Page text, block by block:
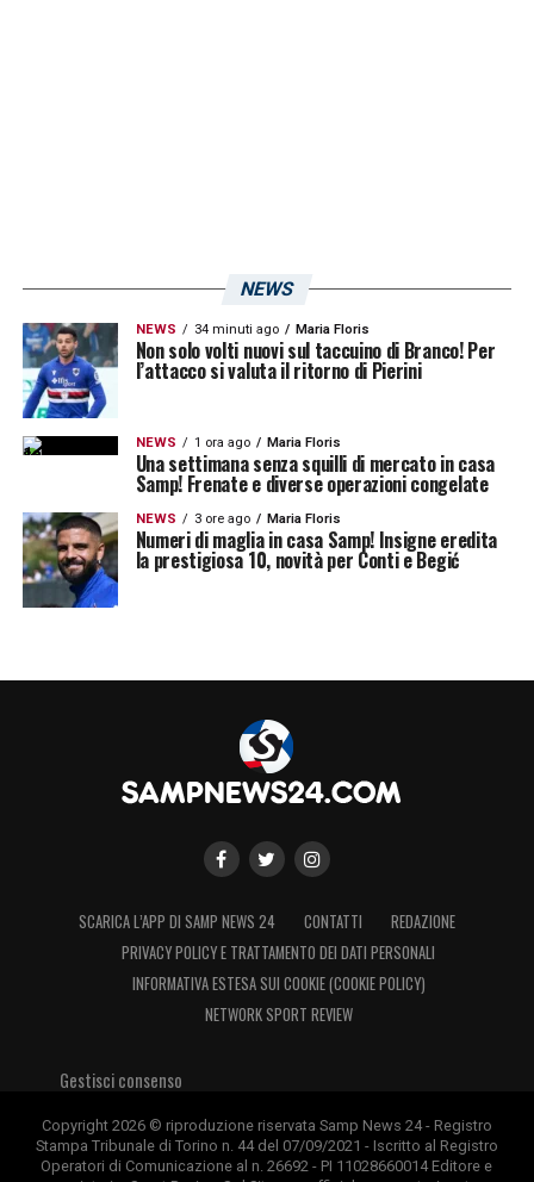
prospettiva, dotati di qualità tecniche e
visione di gioco. La trequarti a due proposta
da Gregucci nelle ultime gare potrebbe
diventare il terreno ideale per la loro crescita,
ma servirà continuità e maggiore
responsabilizzazione.
La Sampdoria attraversa una fase cruciale
della stagione. Gli infortuni di Pierini e
Martinelli complicano il quadro, ma al tempo
giovani più promettenti della rosa.Gregucci
attende risposte concrete: personalità,
sacrificio e incisività saranno determinanti
per mantenere il livello competitivo
NEWS
NEWS 34 minuti ago Maria Floris
Non solo volti nuovi sul taccuino di Branco! Per
l’attacco si valuta il ritorno di Pierini
NEWS 1 ora ago Maria Floris
Una settimana senza squilli di mercato in casa
Samp! Frenate e diverse operazioni congelate
NEWS 3 ore ago Maria Floris
Numeri di maglia in casa Samp! Insigne eredita
la prestigiosa 10, novità per Conti e Begić
SCARICA L’APP DI SAMP NEWS 24 CONTATTI
REDAZIONE
PRIVACY POLICY E TRATTAMENTO DEI DATI PERSONALI
INFORMATIVA ESTESA SUI COOKIE (COOKIE POLICY)
NETWORK SPORT REVIEW
Gestisci consenso
Copyright 2026 © riproduzione riservata Samp News 24 - Registro
Stampa Tribunale di Torino n. 44 del 07/09/2021 - Iscritto al Registro
Operatori di Comunicazione al n. 26692 - PI 11028660014 Editore e